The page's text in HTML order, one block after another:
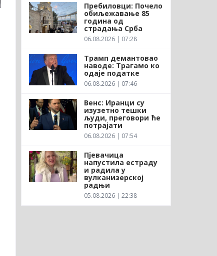
Пребиловци: Почело
обиљежавање 85
година од
страдања Срба
06.08.2026 | 07:28
Трамп демантовао
наводе: Трагамо ко
одаје податке
06.08.2026 | 07:46
Венс: Иранци су
изузетно тешки
људи, преговори ће
потрајати
06.08.2026 | 07:54
Пјевачица
напустила естраду
и радила у
вулканизерској
радњи
05.08.2026 | 22:38